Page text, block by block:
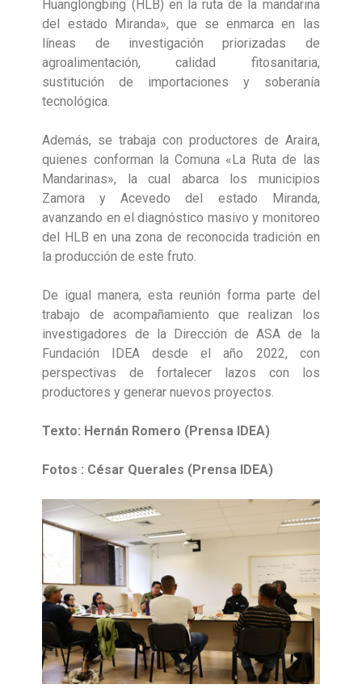
Huanglongbing (HLB) en la ruta de la mandarina
del estado Miranda», que se enmarca en las
líneas de investigación priorizadas de
agroalimentación, calidad fitosanitaria,
sustitución de importaciones y soberanía
tecnológica.
Además, se trabaja con productores de Araira,
quienes conforman la Comuna «La Ruta de las
Mandarinas», la cual abarca los municipios
Zamora y Acevedo del estado Miranda,
avanzando en el diagnóstico masivo y monitoreo
del HLB en una zona de reconocida tradición en
la producción de este fruto.
De igual manera, esta reunión forma parte del
trabajo de acompañamiento que realizan los
investigadores de la Dirección de ASA de la
Fundación IDEA desde el año 2022, con
perspectivas de fortalecer lazos con los
productores y generar nuevos proyectos.
Texto: Hernán Romero (Prensa IDEA)
Fotos : César Querales (Prensa IDEA)